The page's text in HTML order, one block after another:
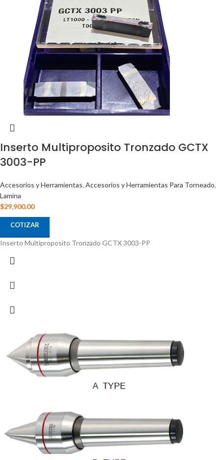
Inserto Multiproposito Tronzado GCTX
3003-PP
Accesorios y Herramientas, Accesorios y Herramientas Para Torneado,
Lamina
$29,900.00
COTIZAR
Inserto Multiproposito Tronzado GCTX 3003-PP